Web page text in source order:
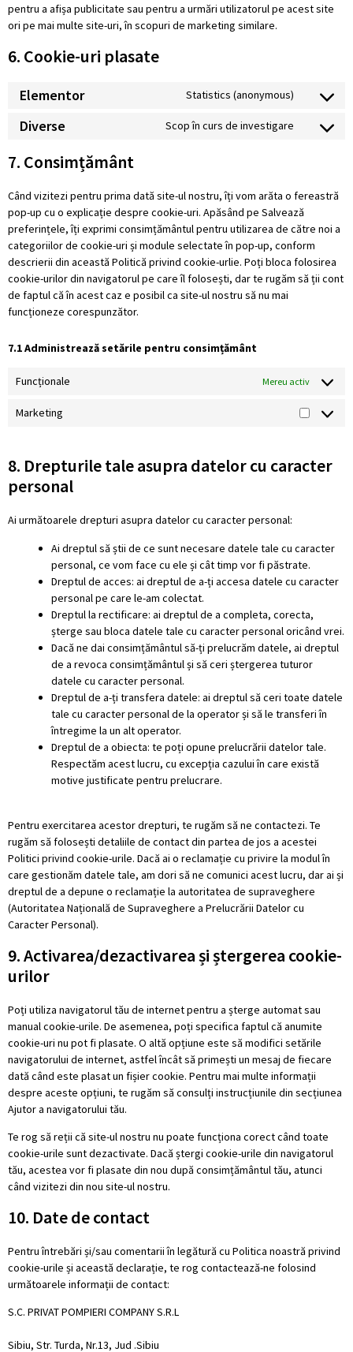
pentru a afișa publicitate sau pentru a urmări utilizatorul pe acest site
ori pe mai multe site-uri, în scopuri de marketing similare.
6. Cookie-uri plasate
Elementor Statistics (anonymous)
Diverse Scop în curs de investigare
7. Consimțământ
Când vizitezi pentru prima dată site-ul nostru, îți vom arăta o fereastră
pop-up cu o explicație despre cookie-uri. Apăsând pe Salvează
preferințele, îți exprimi consimțământul pentru utilizarea de către noi a
categoriilor de cookie-uri și module selectate în pop-up, conform
descrierii din această Politică privind cookie-urlie. Poți bloca folosirea
cookie-urilor din navigatorul pe care îl folosești, dar te rugăm să ții cont
de faptul că în acest caz e posibil ca site-ul nostru să nu mai
funcționeze corespunzător.
7.1 Administrează setările pentru consimțământ
Funcționale Mereu activ
Marketing
8. Drepturile tale asupra datelor cu caracter
personal
Ai următoarele drepturi asupra datelor cu caracter personal:
Ai dreptul să știi de ce sunt necesare datele tale cu caracter
personal, ce vom face cu ele și cât timp vor fi păstrate.
Dreptul de acces: ai dreptul de a-ți accesa datele cu caracter
personal pe care le-am colectat.
Dreptul la rectificare: ai dreptul de a completa, corecta,
șterge sau bloca datele tale cu caracter personal oricând vrei.
Dacă ne dai consimțământul să-ți prelucrăm datele, ai dreptul
de a revoca consimțământul și să ceri ștergerea tuturor
datele cu caracter personal.
Dreptul de a-ți transfera datele: ai dreptul să ceri toate datele
tale cu caracter personal de la operator și să le transferi în
întregime la un alt operator.
Dreptul de a obiecta: te poți opune prelucrării datelor tale.
Respectăm acest lucru, cu excepția cazului în care există
motive justificate pentru prelucrare.
Pentru exercitarea acestor drepturi, te rugăm să ne contactezi. Te
rugăm să folosești detaliile de contact din partea de jos a acestei
Politici privind cookie-urile. Dacă ai o reclamație cu privire la modul în
care gestionăm datele tale, am dori să ne comunici acest lucru, dar ai și
dreptul de a depune o reclamație la autoritatea de supraveghere
(Autoritatea Națională de Supraveghere a Prelucrării Datelor cu
Caracter Personal).
9. Activarea/dezactivarea și ștergerea cookie-
urilor
Poți utiliza navigatorul tău de internet pentru a șterge automat sau
manual cookie-urile. De asemenea, poți specifica faptul că anumite
cookie-uri nu pot fi plasate. O altă opțiune este să modifici setările
navigatorului de internet, astfel încât să primești un mesaj de fiecare
dată când este plasat un fișier cookie. Pentru mai multe informații
despre aceste opțiuni, te rugăm să consulți instrucțiunile din secțiunea
Ajutor a navigatorului tău.
Te rog să reții că site-ul nostru nu poate funcționa corect când toate
cookie-urile sunt dezactivate. Dacă ștergi cookie-urile din navigatorul
tău, acestea vor fi plasate din nou după consimțământul tău, atunci
când vizitezi din nou site-ul nostru.
10. Date de contact
Pentru întrebări și/sau comentarii în legătură cu Politica noastră privind
cookie-urile și această declarație, te rog contactează-ne folosind
următoarele informații de contact:
S.C. PRIVAT POMPIERI COMPANY S.R.L
Sibiu, Str. Turda, Nr.13, Jud .Sibiu